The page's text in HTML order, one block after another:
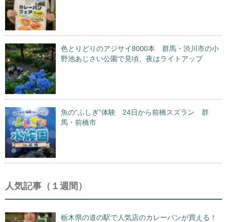
色とりどりのアジサイ8000本 群馬・渋川市の小
野池あじさい公園で見頃、夜はライトアップ
魚の“ふしぎ”体験 24日から前橋スズラン 群
馬・前橋市
人気記事（１週間）
栃木県の道の駅で人気店のカレーパンが買える！